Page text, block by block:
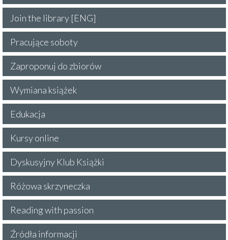
Join the library [ENG]
Pracujące soboty
Zaproponuj do zbiorów
Wymiana książek
Edukacja
Kursy online
Dyskusyjny Klub Książki
Różowa skrzyneczka
Reading with passion
Źródła informacji